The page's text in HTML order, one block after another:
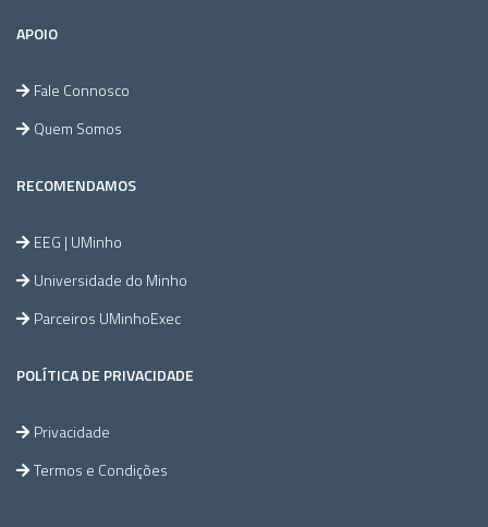
APOIO
Fale Connosco
Quem Somos
RECOMENDAMOS
EEG | UMinho
Universidade do Minho
Parceiros UMinhoExec
POLÍTICA DE PRIVACIDADE
Privacidade
Termos e Condições